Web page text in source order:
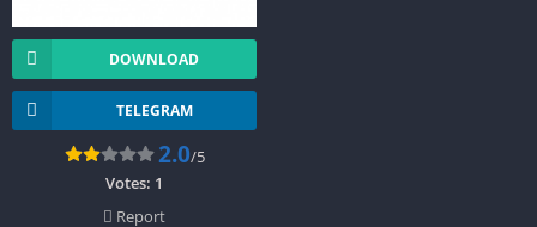
DOWNLOAD
TELEGRAM
2.0/5
Votes: 1
Report